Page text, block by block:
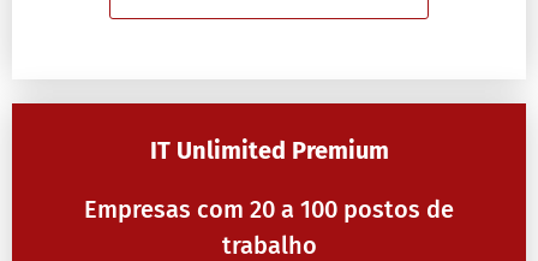
IT Unlimited Premium
Empresas com 20 a 100 postos de
trabalho